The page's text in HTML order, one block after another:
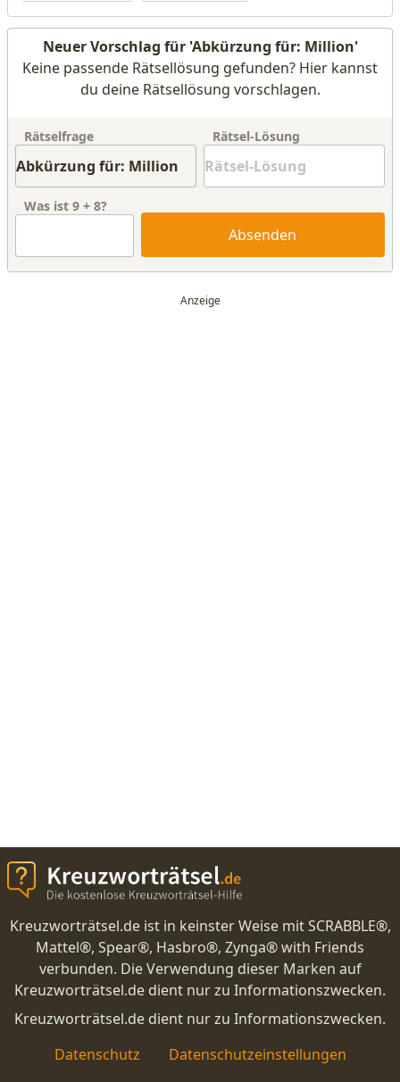
Neuer Vorschlag für 'Abkürzung für: Million'
Keine passende Rätsellösung gefunden? Hier kannst
du deine Rätsellösung vorschlagen.
Rätselfrage Rätsel-Lösung
Was ist 9 + 8?
Absenden
Kreuzworträtsel.de ist in keinster Weise mit SCRABBLE®,
Mattel®, Spear®, Hasbro®, Zynga® with Friends
verbunden. Die Verwendung dieser Marken auf
Kreuzworträtsel.de dient nur zu Informationszwecken.
Kreuzworträtsel.de dient nur zu Informationszwecken.
Datenschutz
Datenschutzeinstellungen